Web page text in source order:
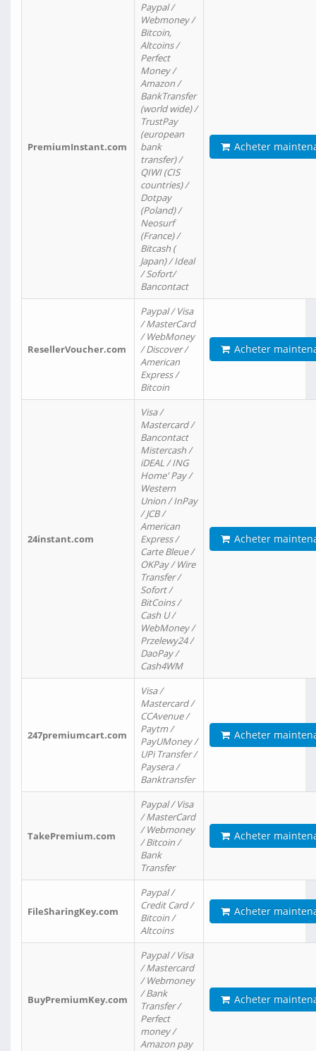
PremiumInstant.com
Paypal /
Webmoney /
Bitcoin,
Altcoins /
Perfect
Money /
Amazon /
BankTransfer
(world wide) /
TrustPay
(european
bank
transfer) /
QIWI (CIS
countries) /
Dotpay
(Poland) /
Neosurf
(France) /
Bitcash (
Japan) / Ideal
/ Sofort/
Bancontact
Acheter
ResellerVoucher.com
Paypal / Visa
/ MasterCard
/ WebMoney
/ Discover /
American
Express /
Bitcoin
Acheter
24instant.com
Visa /
Mastercard /
Bancontact
Mistercash /
iDEAL / ING
Home' Pay /
Western
Union / InPay
/ JCB /
American
Express /
Carte Bleue /
OKPay / Wire
Transfer /
Sofort /
BitCoins /
Cash U /
WebMoney /
Przelewy24 /
DaoPay /
Cash4WM
Acheter
247premiumcart.com
Visa /
Mastercard /
CCAvenue /
Paytm /
PayUMoney /
UPi Transfer /
Paysera /
Banktransfer
Acheter
TakePremium.com
Paypal / Visa
/ MasterCard
/ Webmoney
/ Bitcoin /
Bank
Transfer
Acheter
FileSharingKey.com
Paypal /
Credit Card /
Bitcoin /
Altcoins
Acheter
BuyPremiumKey.com
Paypal / Visa
/ Mastercard
/ Webmoney
/ Bank
Transfer /
Perfect
money /
Amazon pay
Acheter